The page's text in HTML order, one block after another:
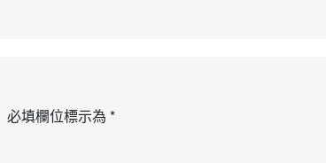
必填欄位標示為 *